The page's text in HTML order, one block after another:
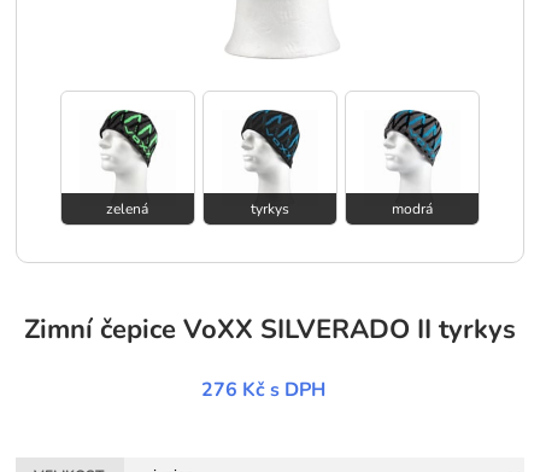
zelená tyrkys modrá
Zimní čepice VoXX SILVERADO II tyrkys
276 Kč s DPH